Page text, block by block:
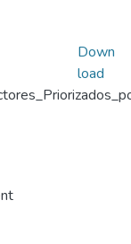
Down
load